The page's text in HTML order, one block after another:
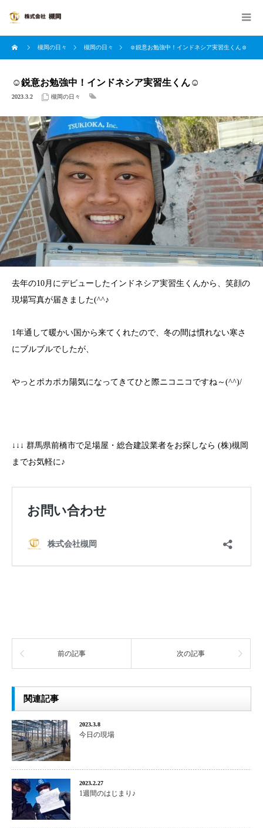
槻岡の日々 槻岡の日々 ☺鋭意お勉強中！インドネシア実習生くん☺
☺鋭意お勉強中！インドネシア実習生くん☺
2023.3.2 槻岡の日々
去年の10月にデビューしたインドネシア実習生くんから、笑顔の
現場写真が届きました(^^♪
1年通して暖かい国から来てくれたので、冬の間は慣れない寒さ
にブルブルでしたが、
やっとポカポカ陽気になってきてひと際ニコニコですね～(^^)/
↓↓↓ 群馬県前橋市で足場屋・総合建設業者をお探しなら (株)槻岡
までお気軽に♪
前の記事 次の記事
関連記事
2023.3.8
今日の現場
2023.2.27
1週間のはじまり♪